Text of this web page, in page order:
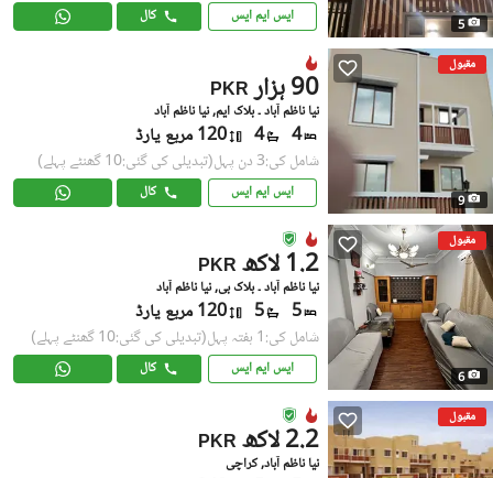
5 ایس ایم ایس کال
مقبول
9
PKR 90 ہزار
نیا ناظم آباد ۔ بلاک ایم, نیا ناظم آباد
4
4 120 مربع یارڈ
شامل کی:3 دن پہل (تبدیلی کی گئی:10 گھنٹے پہلے)
ایس ایم ایس کال
مقبول
6
PKR 1.2 لاکھ
نیا ناظم آباد ۔ بلاک بی, نیا ناظم آباد
5
5 120 مربع یارڈ
شامل کی:1 ہفتہ پہل (تبدیلی کی گئی:10 گھنٹے پہلے)
ایس ایم ایس کال
مقبول
PKR 2.2 لاکھ
نیا ناظم آباد, کراچی